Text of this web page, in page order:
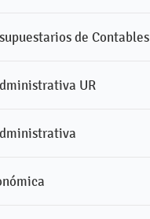
de Contables
UR